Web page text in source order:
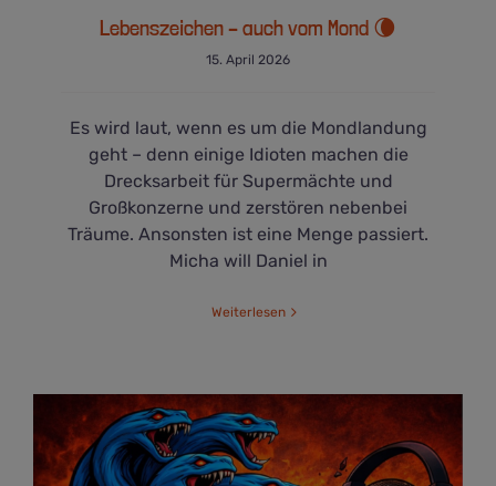
Lebenszeichen – auch vom Mond 🌘
15. April 2026
Es wird laut, wenn es um die Mondlandung
geht – denn einige Idioten machen die
Drecksarbeit für Supermächte und
Großkonzerne und zerstören nebenbei
Träume. Ansonsten ist eine Menge passiert.
Micha will Daniel in
Weiterlesen